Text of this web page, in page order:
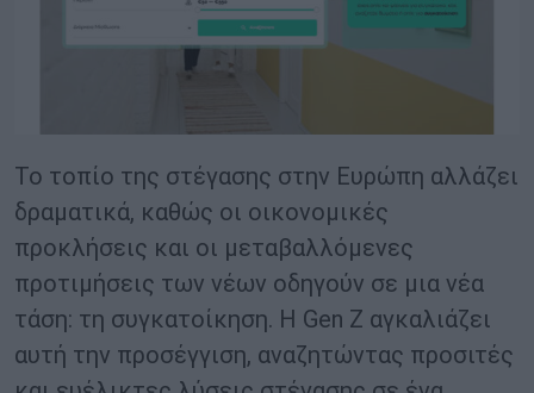
Το τοπίο της στέγασης στην Ευρώπη αλλάζει
δραματικά, καθώς οι οικονομικές
προκλήσεις και οι μεταβαλλόμενες
προτιμήσεις των νέων οδηγούν σε μια νέα
τάση: τη συγκατοίκηση. Η Gen Z αγκαλιάζει
αυτή την προσέγγιση, αναζητώντας προσιτές